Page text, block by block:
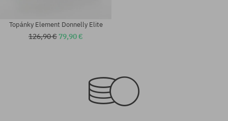
Topánky Element Donnelly Elite
126,90 € 79,90 €